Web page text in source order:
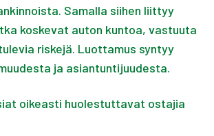
Samalla siihen liittyy
koskevat auton kuntoa, vastuuta
riskejä. Luottamus syntyy
ja asiantuntijuudesta.
oikeasti huolestuttavat ostajia